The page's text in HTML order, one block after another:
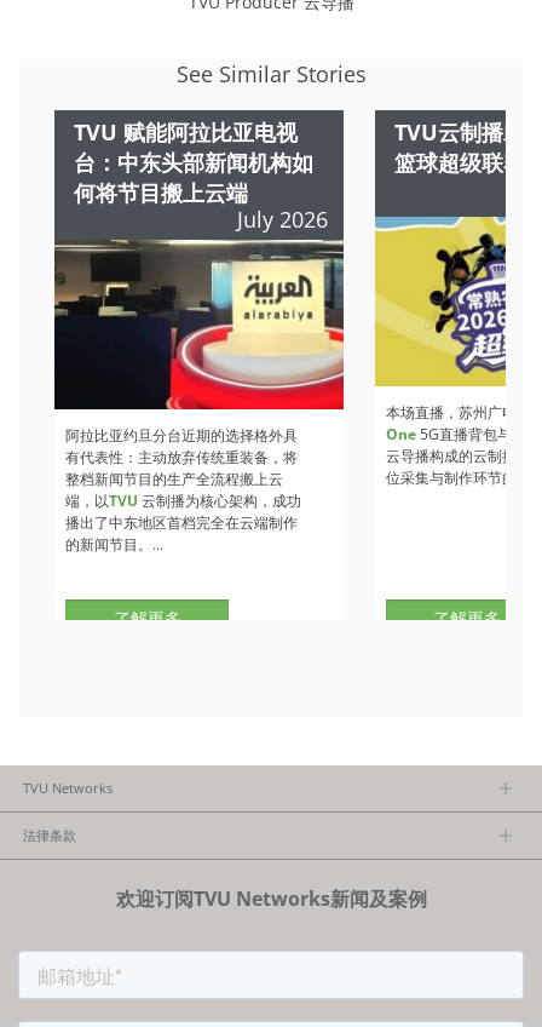
See Similar Stories
TVU 赋能阿拉比亚电视
台：中东头部新闻机构如
何将节目搬上云端
July 2026
阿拉比亚约旦分台近期的选择格外具
有代表性：主动放弃传统重装备，将
整档新闻节目的生产全流程搬上云
端，以TVU 云制播为核心架构，成功
播出了中东地区首档完全在云端制作
的新闻节目。...
了解更多
TVU云制播助
篮球超级联赛
本场直播，苏州广电总
One5G直播背包与
云导播构成的云制播方
位采集与制作环节的核
了解更多
TVU Networks
法律条款
欢迎订阅TVU Networks新闻及案例